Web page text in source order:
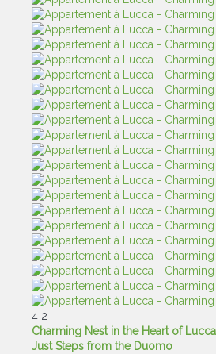
4 2
Charming Nest in the Heart of
Just Steps from the Duomo